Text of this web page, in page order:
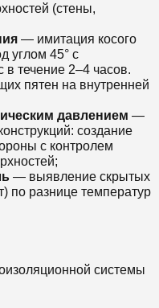
(стены,
— имитация косого
углом 45° с
в течение 2–4 часов.
пятен на внутренней
давлением —
создание
с контролем
— выявление скрытых
по разнице температур
системы